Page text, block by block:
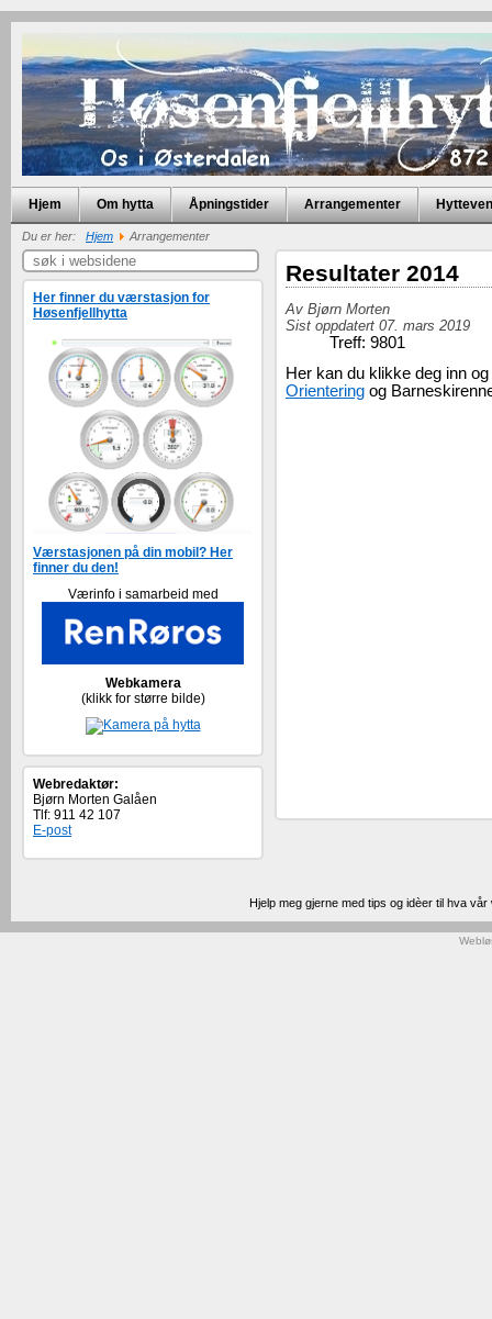
Hjem Om hytta Åpningstider Arrangementer
Du er her: Hjem Arrangementer
Her finner du værstasjon for
Høsenfjellhytta
Værstasjonen på din mobil? Her
finner du den!
Værinfo i samarbeid med
Webkamera
(klikk for større bilde)
Webredaktør:
Bjørn Morten Galåen
Tlf: 911 42 107
E-post
Resultater 2014
Av Bjørn Morten
Sist oppdatert 07. mars 2019
Treff: 9801
Her kan du klikke deg inn
Orientering og
Hjelp meg gjerne med tips og idèer til hva